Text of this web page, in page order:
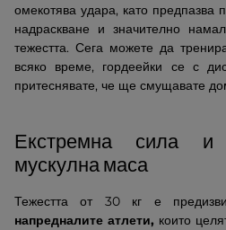
омекотява удара, като предпазва
надраскване и значително
тежестта. Сега можете да
всяко време, гордеейки се с
притеснявате, че ще смущавате
Екстремна сила и
мускулна маса
Тежестта от 30 кг е
напредналите атлети, които